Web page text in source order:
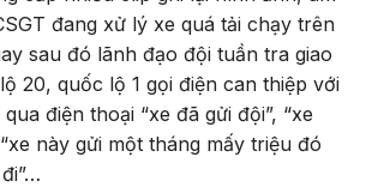
đang xử lý xe quá tải chạy trên
sau đó lãnh đạo đội tuần tra giao
20, quốc lộ 1 gọi điện can thiệp với
điện thoại “xe đã gửi đội”, “xe
này gửi một tháng mấy triệu đó